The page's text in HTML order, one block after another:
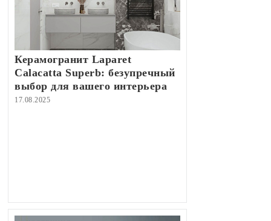
Керамогранит Laparet
Calacatta Superb: безупречный
выбор для вашего интерьера
17.08.2025